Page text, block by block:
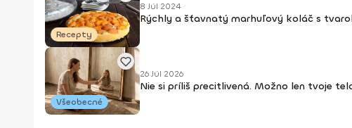
Recepty
8 Júl 2024
Rýchly a šťavnatý marhuľový koláč s
Všeobecné
26 Júl 2026
Nie si príliš precitlivená. Možno len tvoje